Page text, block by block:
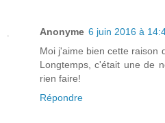
Anonyme 6 juin 2016 à
Moi j'aime bien cette raison
Longtemps, c'était une de
rien faire!
Répondre